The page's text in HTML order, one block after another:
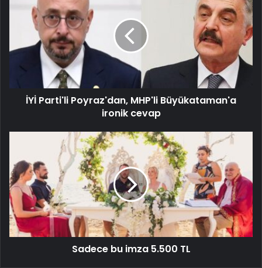
İYİ Parti'li Poyraz'dan, MHP'li Büyükataman'a
ironik cevap
Sadece bu imza 5.500 TL